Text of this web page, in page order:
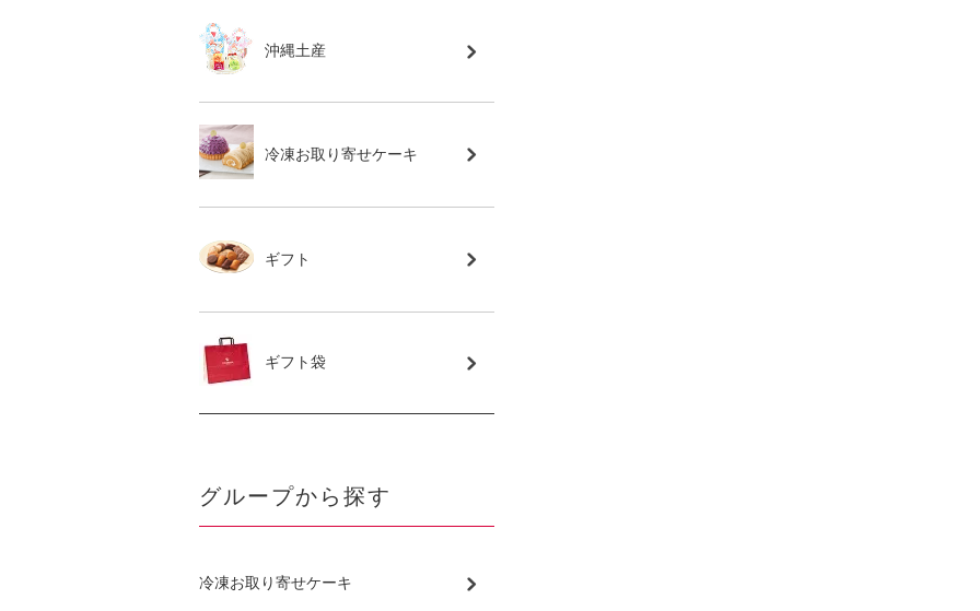
沖縄土産
冷凍お取り寄せケーキ
ギフト
ギフト袋
グループから探す
冷凍お取り寄せケーキ